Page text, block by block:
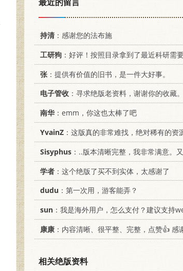
持清：感谢您的法布施
工研狗 ：好评！按照目录拿到了最近科研需要的材料
张 ：提供有价值的旧书，是一件大好事。
电子管收 ：寻求绝版老资料，谢谢你的收藏。
南华：emm，你这也太棒了吧
YvainZ ：这版真的非常难找，绝对稀有的资
Sisyphus ：..版本清晰完整，我非常满意。又及，这本《话语的真相》...
学者 ：这个绝版了买不到实体，太感谢了
dudu ：第一次用，游客能弄？
sun ：我是海外用户，怎么支付？建议支持weixin支
康康 ：内容清晰、很平整、完整，点赞👍 感
相关绝版资料